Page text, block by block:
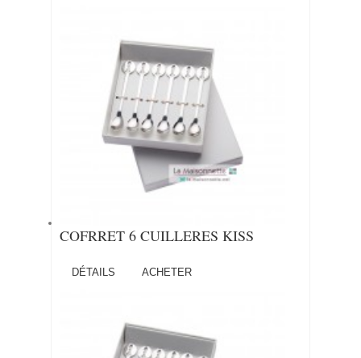
COFRRET 6 CUILLERES KISS
DÉTAILS ACHETER